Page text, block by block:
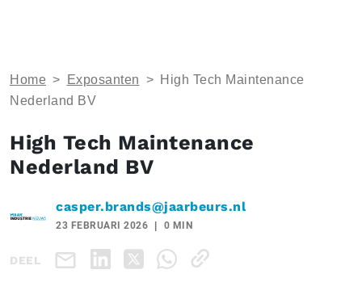
Home > Exposanten > High Tech Maintenance
Nederland BV
High Tech Maintenance
Nederland BV
casper.brands@jaarbeurs.nl
23 FEBRUARI 2026 0 MIN
DEEL